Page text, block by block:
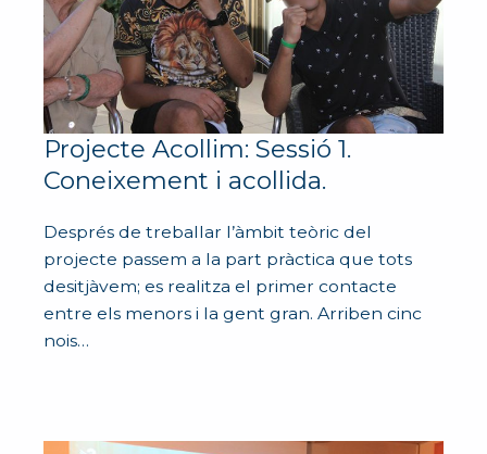
Projecte Acollim: Sessió 1.
Coneixement i acollida.
Després de treballar l’àmbit teòric del
projecte passem a la part pràctica que tots
desitjàvem; es realitza el primer contacte
entre els menors i la gent gran. Arriben cinc
nois…